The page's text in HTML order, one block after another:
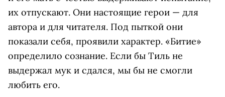
их отпускают. Они настоящие герои — для
автора и для читателя. Под пыткой они
показали себя, проявили характер. «Битие»
определило сознание. Если бы Тиль не
выдержал мук и сдался, мы бы не смогли
любить его.